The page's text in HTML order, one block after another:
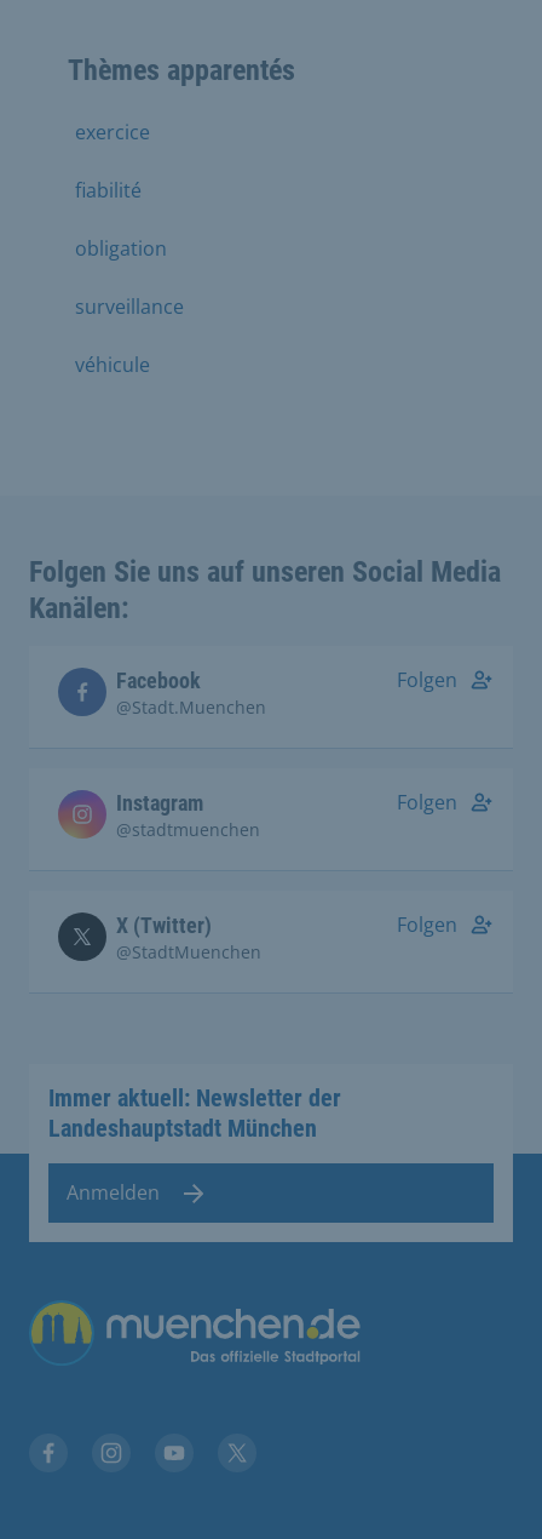
Thèmes apparentés
exercice
fiabilité
obligation
surveillance
véhicule
Folgen Sie uns auf unseren Social Media
Kanälen:
Facebook
@Stadt.Muenchen
Folgen
Instagram
@stadtmuenchen
Folgen
X (Twitter)
@StadtMuenchen
Folgen
Immer aktuell: Newsletter der
Landeshauptstadt München
Anmelden
Übergreifende Links